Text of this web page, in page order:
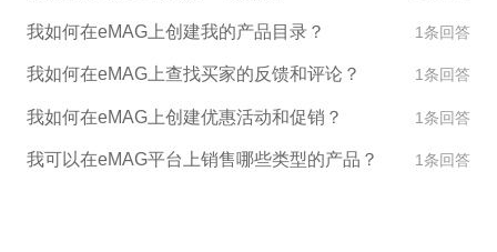
我如何在eMAG上创建我的产品目录？ 1条回答
我如何在eMAG上查找买家的反馈和评论？ 1条回答
我如何在eMAG上创建优惠活动和促销？ 1条回答
我可以在eMAG平台上销售哪些类型的产品？ 1条回答